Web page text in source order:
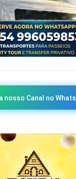
nosso Canal no Whats